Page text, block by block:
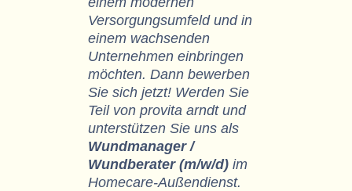
Versorgungsumfeld und in
einem wachsenden
Unternehmen einbringen
möchten. Dann bewerben
Sie sich jetzt! Werden Sie
Teil von provita arndt und
unterstützen Sie uns als
Wundmanager /
Wundberater (m/w/d) im
Homecare-Außendienst.